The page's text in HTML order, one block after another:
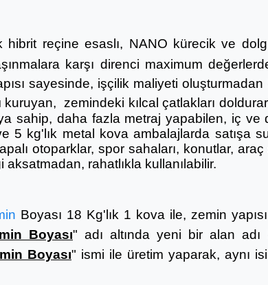
hibrit reçine esaslı, NANO kürecik ve
karşı direnci maximum
sayesinde, işçilik maliyeti oluşturmadan
kuruyan, zemindeki kılcal çatlakları
sahip, daha fazla metraj yapabilen, iç ve
5 kg'lık metal kova ambalajlarda satışa
otoparklar, spor sahaları, konutlar,
aksatmadan, rahatlıkla kullanılabilir.
Boyası 18 Kg'lık 1 kova ile, zemin
Boyası" adı altında yeni bir alan adı
Boyası" ismi ile üretim yaparak, aynı